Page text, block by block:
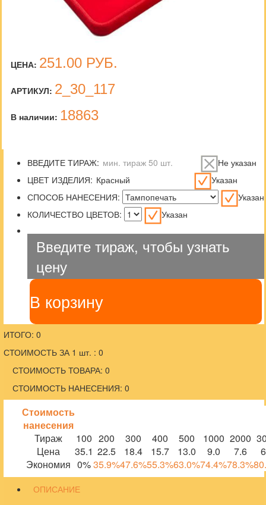
ЦЕНА: 251.00 РУБ.
АРТИКУЛ: 2_30_117
В наличии: 18863
ВВЕДИТЕ ТИРАЖ:
Не указан
ЦВЕТ ИЗДЕЛИЯ:
Указан
СПОСОБ НАНЕСЕНИЯ:
Указан
КОЛИЧЕСТВО ЦВЕТОВ:
Указан
Введите тираж, чтобы узнать
цену
В корзину
ИТОГО: 0
СТОИМОСТЬ ЗА 1 шт. : 0
СТОИМОСТЬ ТОВАРА: 0
СТОИМОСТЬ НАНЕСЕНИЯ: 0
Стоимость
нанесения
Тираж
100 200 300 400 500 1000 2000
Цена
35.1 22.5 18.4 15.7 13.0 9.0 7.6
Экономия 0%35.9%47.6%55.3%63.0%74.4%78.3%
ОПИСАНИЕ